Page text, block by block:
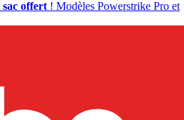
sac offert ! Modèles Powerstrike Pro et